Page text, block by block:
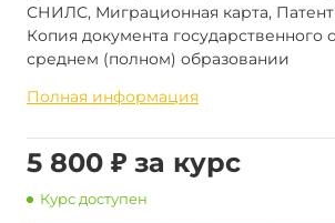
СНИЛС, Миграционная карта, Патент
Копия документа государственного
среднем (полном) образовании
Полная информация
5 800 ₽ за курс
Курс доступен